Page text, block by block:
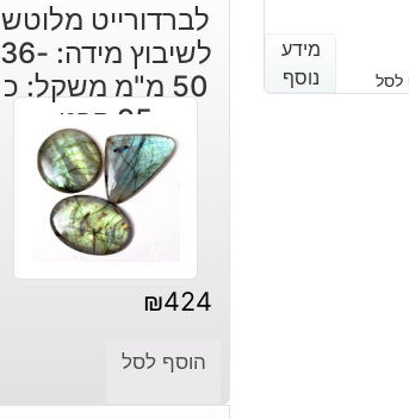
מידע
נוסף
לסל
מידע
נוסף
לברדורייט מלוטש
לשיבוץ מידה: 36-
50 מ"מ משקל: כ
95 קרט
₪424
הוסף לסל